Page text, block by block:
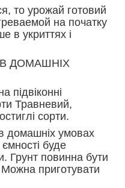
то урожай готовий
на початку
в укриттях і
ДОМАШНІХ
підвіконні
Травневий,
сорти.
домашніх умовах
буде
Грунт повинна бути
приготувати